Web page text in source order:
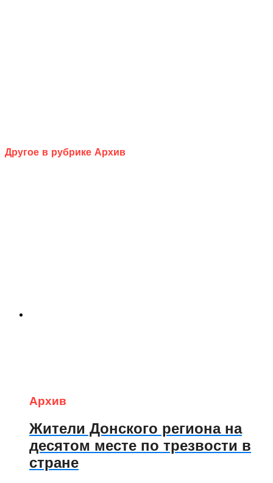
Другое в рубрике Архив
Архив
Жители Донского региона на
десятом месте по трезвости в
стране